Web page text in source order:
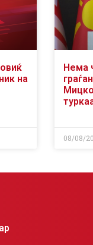
на
Нема
08/08/